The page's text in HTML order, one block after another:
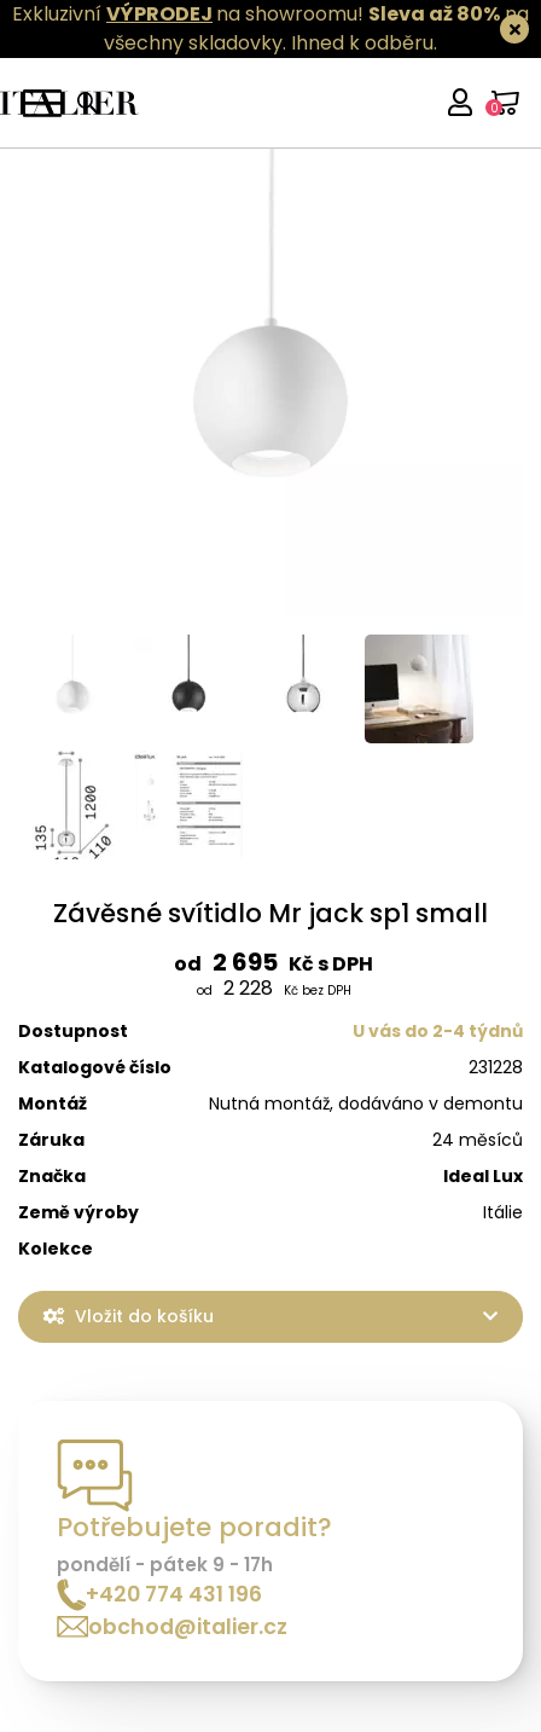
ExkluzivníVÝPRODEJ na showroomu! Sleva až 80%na
všechny skladovky. Ihned k odběru.
0
Závěsné svítidlo Mr jack sp1 small
od 2 695 Kč s DPH
od 2 228 Kč bez DPH
Dostupnost
U vás do 2-4 týdnů
Katalogové číslo
231228
Montáž
Nutná montáž, dodáváno v demontu
Záruka
24 měsíců
Značka
Ideal Lux
Země výroby
Itálie
Kolekce
Vložit do košíku
Potřebujete poradit?
pondělí - pátek 9 - 17h
+420 774 431 196
obchod@italier.cz